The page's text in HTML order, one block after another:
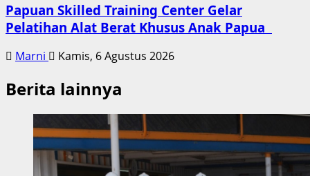
Papuan Skilled Training Center Gelar
Pelatihan Alat Berat Khusus Anak Papua
Marni Kamis, 6 Agustus 2026
Berita lainnya